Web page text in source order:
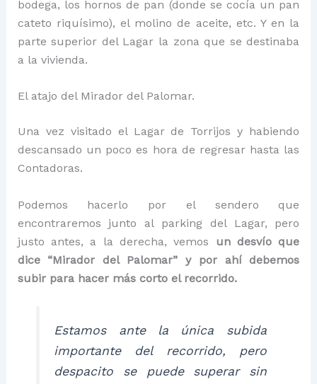
bodega, los hornos de pan (donde se cocía un pan
cateto riquísimo), el molino de aceite, etc. Y en la
parte superior del Lagar la zona que se destinaba
a la vivienda.
El atajo del Mirador del Palomar.
Una vez visitado el Lagar de Torrijos y habiendo
descansado un poco es hora de regresar hasta las
Contadoras.
Podemos hacerlo por el sendero que
encontraremos junto al parking del Lagar, pero
justo antes, a la derecha, vemos un desvío que
dice “Mirador del Palomar” y por ahí debemos
subir para hacer más corto el recorrido.
Estamos ante la única subida
importante del recorrido, pero
despacito se puede superar sin